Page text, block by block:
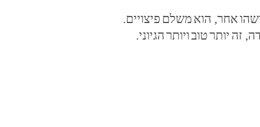
אחר, הואמשלם פיצויים.
זה יותרטובויותרהגיוני.